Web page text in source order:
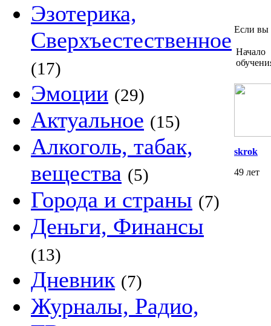
Эзотерика,
Сверхъестественное
(17)
Эмоции (29)
Актуальное (15)
Алкоголь, табак,
вещества (5)
Города и страны (7)
Деньги, Финансы
(13)
Дневник (7)
Журналы, Радио,
Если вы
Начало
skrok
49 лет